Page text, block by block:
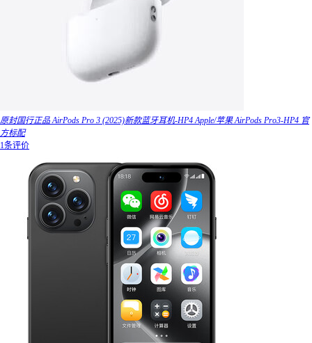
原封国行正品 AirPods Pro 3 (2025)新款蓝牙耳机-HP4 Apple/苹果 AirPods Pro3-HP4 官
方标配
1条评价